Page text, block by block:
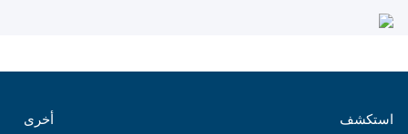
استكشف أخرى